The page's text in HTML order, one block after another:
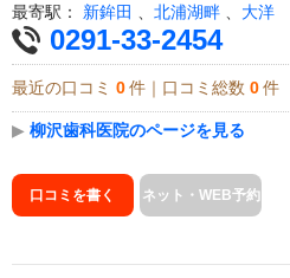
最寄駅： 新鉾田 北浦湖畔 大洋
0291-33-2454
最近の口コミ 0 件｜口コミ総数 0 件
▶ 柳沢歯科医院のページを見る
口コミを書く ネット・WEB予約